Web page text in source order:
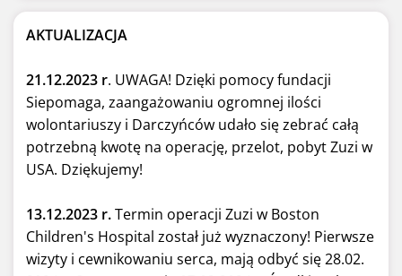
AKTUALIZACJA
21.12.2023 r. UWAGA! Dzięki pomocy fundacji
Siepomaga, zaangażowaniu ogromnej ilości
wolontariuszy i Darczyńców udało się zebrać całą
potrzebną kwotę na operację, przelot, pobyt Zuzi w
USA. Dziękujemy!
13.12.2023 r.Termin operacji Zuzi w Boston
Children's Hospital został już wyznaczony! Pierwsze
wizyty i cewnikowaniu serca, mają odbyć się 28.02.